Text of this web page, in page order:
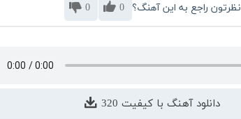
نظرتون راجع به این آهنگ؟ 0
0
دانلود آهنگ با کیفیت 320